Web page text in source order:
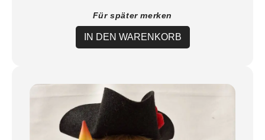
Für später merken
IN DEN WARENKORB